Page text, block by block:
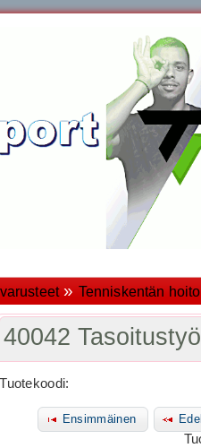
» Tenniskentän
40042
Tuotekoodi:
Ensimmäinen